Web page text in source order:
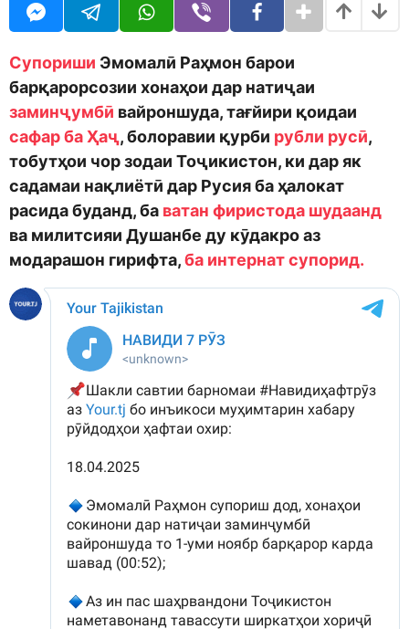
d
o
n
o
Супориши Эмомалӣ Раҳмон барои
барқарорсозии хонаҳои дар натиҷаи
заминҷумбӣ вайроншуда, тағйири қоидаи
сафар ба Ҳаҷ, болоравии қурби рубли русӣ,
тобутҳои чор зодаи Тоҷикистон, ки дар як
садамаи нақлиётӣ дар Русия ба ҳалокат
расида буданд, ба ватан фиристода шудаанд
ва милитсияи Душанбе ду кӯдакро аз
модарашон гирифта,ба интернат супорид.